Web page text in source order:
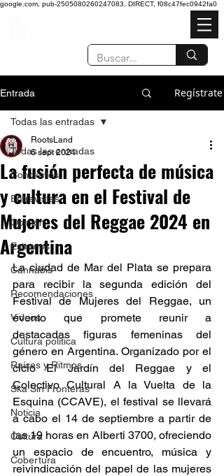
google.com, pub-2505080260247083, DIRECT, f08c47fec0942fa0
Entrada Regístrate
Todas las entradas
Conciertos
Entrevistas
Opinión
Estrenos
Cannabis
Recomendaciones
Videos
Cultura política
Raíces y Ritmos
Ska Sin Fronteras
Noticia
Cultura
Cobertura
Todas las entradas
La fusión perfecta de música
y cultura en el Festival de
Mujeres del Reggae 2024 en
Argentina
RootsLand
6 sept 2024
La ciudad de Mar del Plata se prepara
para recibir la segunda edición del
Festival de Mujeres del Reggae, un
evento que promete reunir a
destacadas figuras femeninas del
género en Argentina. Organizado por el
ciclo El Jardín del Reggae y el
Colectivo Cultural A la Vuelta de la
Esquina (CCAVE), el festival se llevará
a cabo el 14 de septiembre a partir de
las 19 horas en Alberti 3700, ofreciendo
un espacio de encuentro, música y
reivindicación del papel de las mujeres